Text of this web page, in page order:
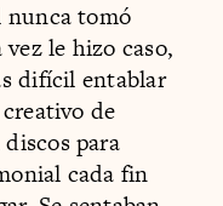
nunca tomó
le hizo caso,
difícil entablar
de
para
cada fin